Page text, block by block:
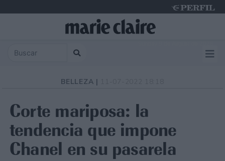
BELLEZA |
Corte mariposa: la
tendencia que impone
Chanel en su pasarela